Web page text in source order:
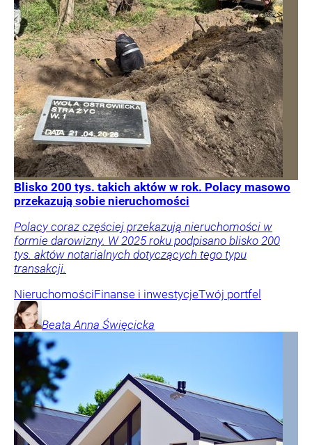
Blisko 200 tys. takich aktów w rok. Polacy masowo
przekazują sobie nieruchomości
Polacy coraz częściej przekazują nieruchomości w
formie darowizny. W 2025 roku podpisano blisko 200
tys. aktów notarialnych dotyczących tego typu
transakcji.
NieruchomościFinanse i inwestycjeTwój portfel
Beata Anna Święcicka